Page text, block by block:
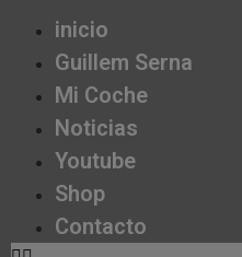
inicio
Guillem Serna
Mi Coche
Noticias
Youtube
Shop
Contacto